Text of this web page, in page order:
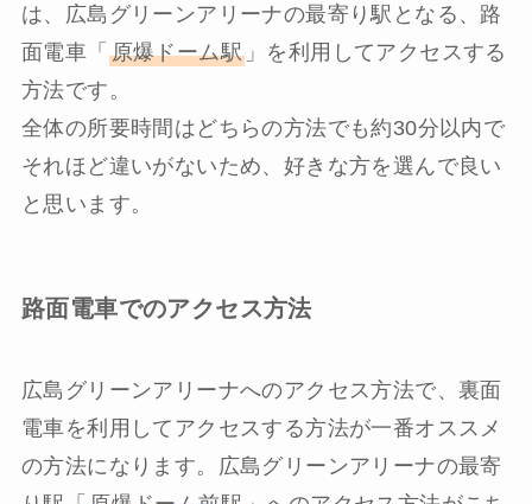
は、広島グリーンアリーナの最寄り駅となる、路
面電車「 原爆ドーム駅」を利用してアクセスする
方法です。
全体の所要時間はどちらの方法でも約30分以内で
それほど違いがないため、好きな方を選んで良い
と思います。
路面電車でのアクセス方法
広島グリーンアリーナへのアクセス方法で、裏面
電車を利用してアクセスする方法が一番オススメ
の方法になります。広島グリーンアリーナの最寄